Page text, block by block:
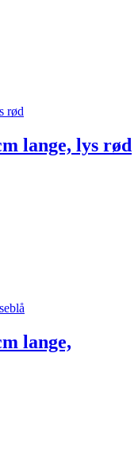
lange, lys rød
lange,